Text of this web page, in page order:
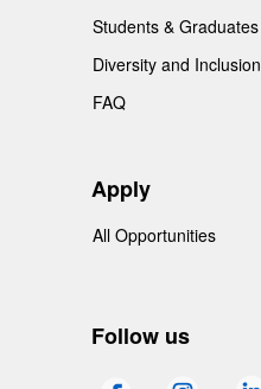
Students & Graduates
Diversity and Inclusion
FAQ
Apply
All Opportunities
Follow us